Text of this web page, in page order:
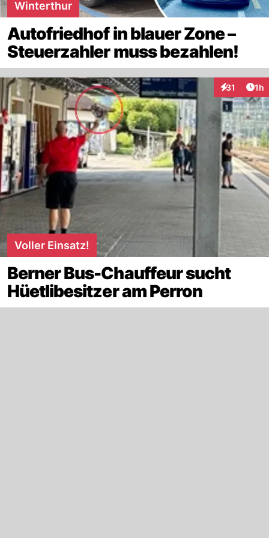
Winterthur
Autofriedhof in blauer Zone –
Steuerzahler muss bezahlen!
31 1h
Voller Einsatz!
Berner Bus-Chauffeur sucht
Hüetlibesitzer am Perron